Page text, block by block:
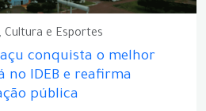
Cultura e Esportes
conquista o melhor
no IDEB e reafirma
pública